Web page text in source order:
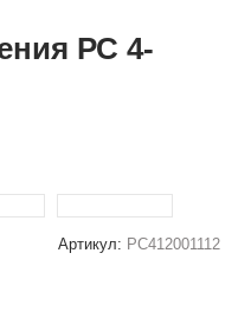
РС 4-
Артикул: РС412001112